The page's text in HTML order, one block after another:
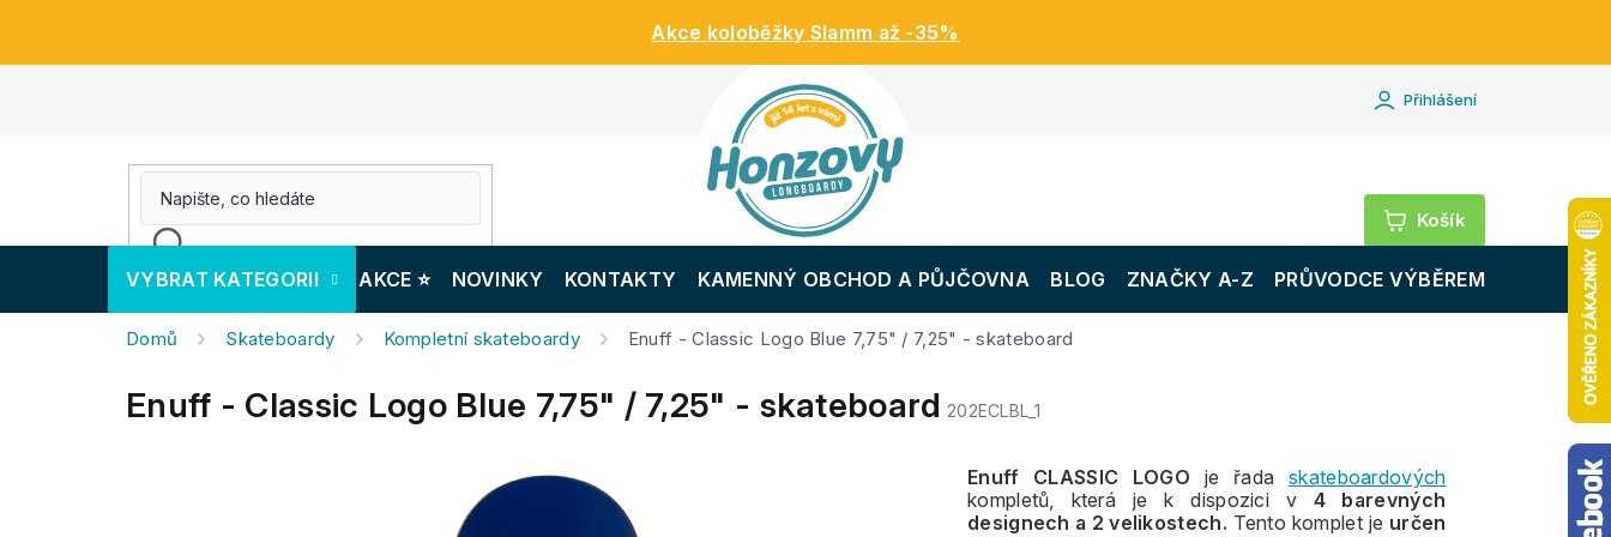
Akce koloběžky Slamm až -35%
Přihlášení
Nákupní
košík
VYBRAT KATEGORII AKCE ⭐️ NOVINKY KONTAKTY KAMENNÝ OBCHOD A PŮJČOVNA BLOG ZNAČKY A-Z PRŮVODCE VÝBĚREM
Domů Skateboardy Kompletní skateboardy Enuff - Classic Logo Blue 7,75" / 7,25" - skateboard
Enuff - Classic Logo Blue 7,75" / 7,25" - skateboard 202ECLBL_1
Enuff CLASSIC LOGO je řadaskateboardových
kompletů, která je k dispozici v 4 barevných
designech a 2 velikostech. Tento komplet je určen